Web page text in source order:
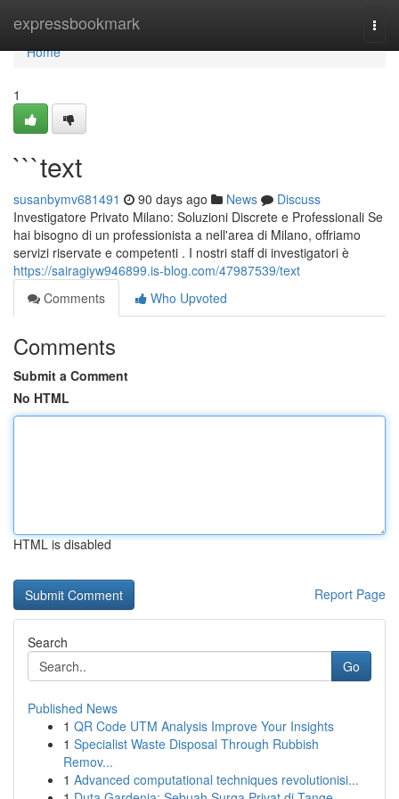
expressbookmark
Home
Home
1
```text
susanbymv681491 90 days ago News
Discuss
Investigatore Privato Milano: Soluzioni Discrete e Professionali Se
hai bisogno di un professionista a nell'area di Milano, offriamo
servizi riservate e competenti . I nostri staff di investigatori è
https://sairagiyw946899.is-blog.com/47987539/text
Comments
Who Upvoted
Comments
Submit a Comment
No HTML
HTML is disabled
Report Page
Search
Go
Published News
1 QR Code UTM Analysis Improve Your Insights
1 Specialist Waste Disposal Through Rubbish
Remov...
1 Advanced computational techniques revolutionisi...